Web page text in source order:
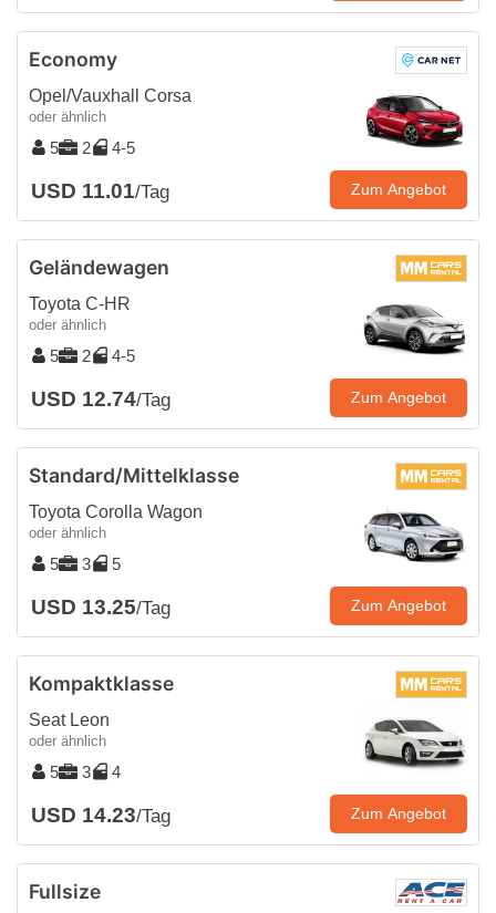
Economy
Opel/Vauxhall Corsa
oder ähnlich
5 2 4-5
USD 11.01/Tag Zum Angebot
Geländewagen
Toyota C-HR
oder ähnlich
5 2 4-5
USD 12.74/Tag Zum Angebot
Standard/Mittelklasse
Toyota Corolla Wagon
oder ähnlich
5 3 5
USD 13.25/Tag Zum Angebot
Kompaktklasse
Seat Leon
oder ähnlich
5 3 4
USD 14.23/Tag Zum Angebot
Fullsize